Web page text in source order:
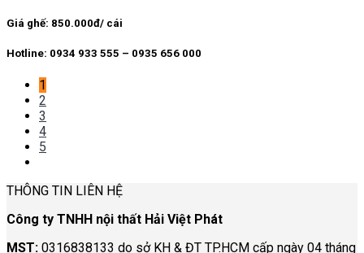
Giá ghế: 850.000đ/ cái
Hotline: 0934 933 555 – 0935 656 000
1
2
3
4
5
THÔNG TIN LIÊN HỆ
Công ty TNHH nội thất Hải Việt Phát
MST: 0316838133 do sở KH & ĐT TP.HCM cấp ngày 04 tháng